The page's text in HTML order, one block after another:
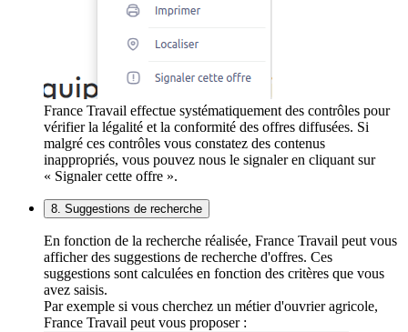
France Travail effectue systématiquement des contrôles pour
vérifier la légalité et la conformité des offres diffusées. Si
malgré ces contrôles vous constatez des contenus
inappropriés, vous pouvez nous le signaler en cliquant sur
« Signaler cette offre ».
8. Suggestions de recherche
En fonction de la recherche réalisée, France Travail peut vous
afficher des suggestions de recherche d'offres. Ces
suggestions sont calculées en fonction des critères que vous
avez saisis.
Par exemple si vous cherchez un métier d'ouvrier agricole,
France Travail peut vous proposer :